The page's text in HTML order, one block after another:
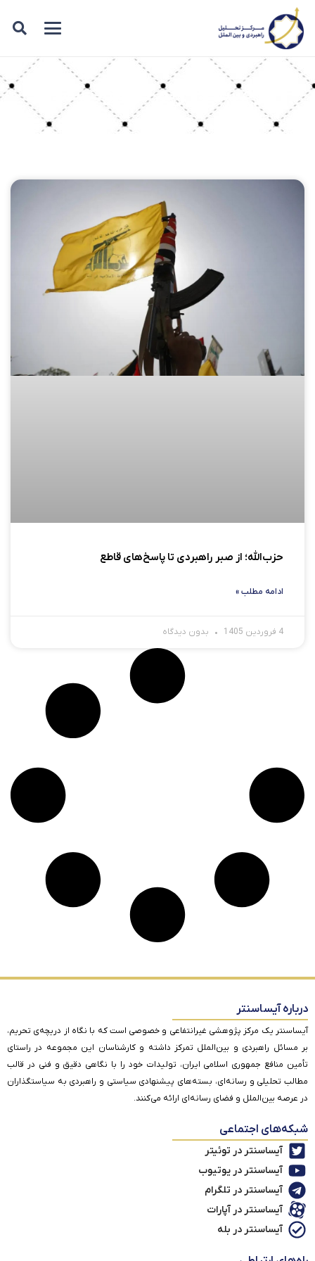
برچسب: رژيم صهیونیستی
حزب‌الله؛ از صبر راهبردی تا پاسخ‌های قاطع
ادامه مطلب »
4 فروردین 1405 بدون دیدگاه
درباره آیساسنتر
آیساسنتر یک مرکز پژوهشی غیرانتفاعی و خصوصی است که با نگاه از دریچه‌ی تحریم،
بر مسائل راهبردی و بین‌الملل تمرکز داشته و کارشناسان این مجموعه در راستای
تأمین منافع جمهوری اسلامی ایران، تولیدات خود را با نگاهی دقیق و فنی در قالب
مطالب تحلیلی و رسانه‌ای، بسته‌های پیشنهادی سیاستی و راهبردی به سیاستگذاران
در عرصه بین‌الملل و فضای رسانه‌ای ارائه می‌کنند.
شبکه‌های اجتماعی
آیساسنتر در توئیتر
آیساسنتر در یوتیوب
آیساسنتر در تلگرام
آیساسنتر در آپارات
آیساسنتر در بله